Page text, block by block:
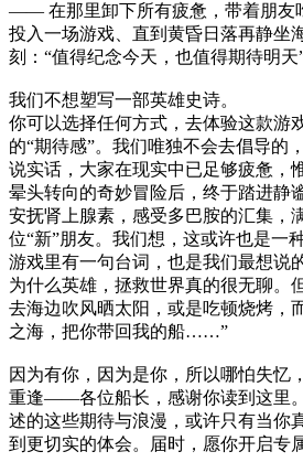
—— 在那里卸下所有疲惫，带着朋友
投入一场游戏、直到黄昏日落再静坐
刻：“值得纪念今天，也值得期待明天”
我们不想塑写一部英雄史诗。
你可以选择任何方式，去体验这款游
的“期待感”。我们唯独不会去倡导的
说实话，大家在现实中已足够疲惫，
晕头转向的奇妙冒险后，终于踏进
安抚肾上腺素，感受多巴胺的汇集，
位“新”朋友。我们想，这或许也是一
游戏里有一句台词，也是我们最想说
为什么英雄，拯救世界真的很无聊。
去海边吹风晒太阳，或是吃顿烧烤，
之海，把你带回我的船……”
因为有你，因为是你，所以哪怕失忆
重逢——各位船长，感谢你读到这里
述的这些期待与浪漫，或许只有当你
到更切实的体会。届时，愿你开启专